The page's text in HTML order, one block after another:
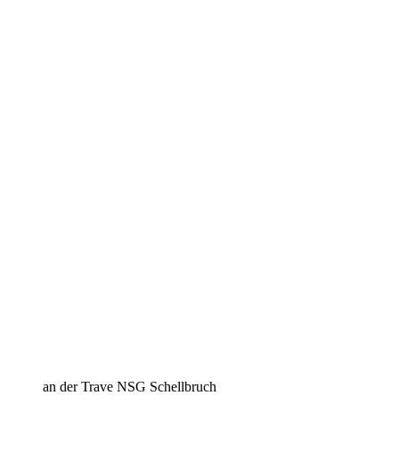
an der Trave NSG Schellbruch